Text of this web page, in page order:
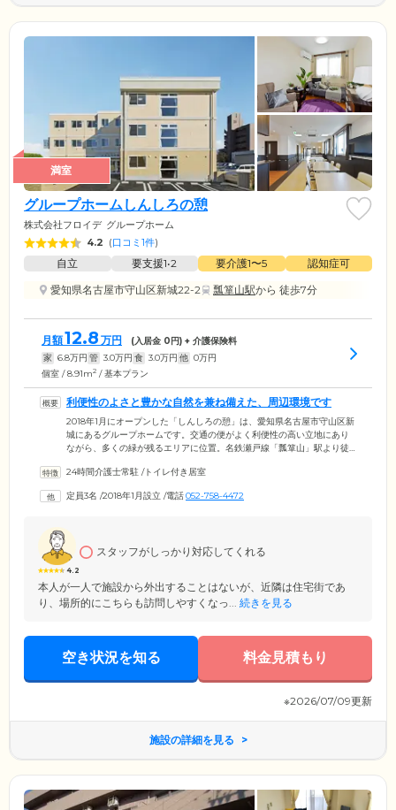
満室
グループホームしんしろの憩
株式会社フロイデ グループホーム
4.2 (口コミ1件)
自立 要支援1•2 要介護1〜5
認知症可
愛知県名古屋市守山区新城22-2
瓢箪山駅から 徒歩7分
月額12.8 万円 (入居金 0円) + 介護保険料
家 6.8万円 管 3.0万円 食 3.0万円 他 0万円
個室 / 8.91m2 / 基本プラン
利便性のよさと豊かな自然を兼ね備えた、周辺環境です
2018年1月にオープンした「しんしろの憩」は、愛知県名古屋市守山区新
城にあるグループホームです。交通の便がよく利便性の高い立地にあり
ながら、多くの緑が残るエリアに位置。名鉄瀬戸線「瓢箪山」駅より徒
られるご家族様やご友人様から喜ばれているポイントのひとつです。清
が入るようたくさんの窓を設置したダイニングルームでは、みんなでお
24時間介護士常駐 /トイレ付き居室
定員3名 /2018年1月設立 /電話052-758-4472
4.2
スタッフがしっかり対応してくれる
本人が一人で施設から外出することはないが、近隣は住宅街であ
り、場所的にこちらも訪問しやすくなっ... 続きを見る
空き状況を知る 料金見積もり
※2026/07/09更新
施設の詳細を見る